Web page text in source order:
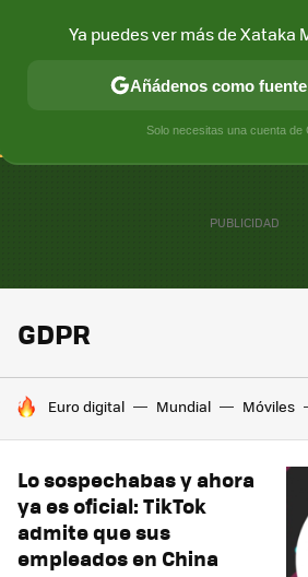
CONECTIVIDAD MÓVIL Y SOCIEDAD
GDPR
HOY SE HABLA DE
Euro digital Mundial Móviles
Lo sospechabas y ahora
ya es oficial: TikTok
admite que sus
empleados en China
Ya puedes ver más de Xataka
Añádenos como
Solo necesitas una cuenta de